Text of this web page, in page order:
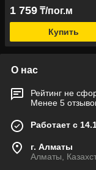
1 759 ₸/пог.м
Купить
О нас
Рейтинг не
Менее 5
Работает с
г. Алматы
Алматы,